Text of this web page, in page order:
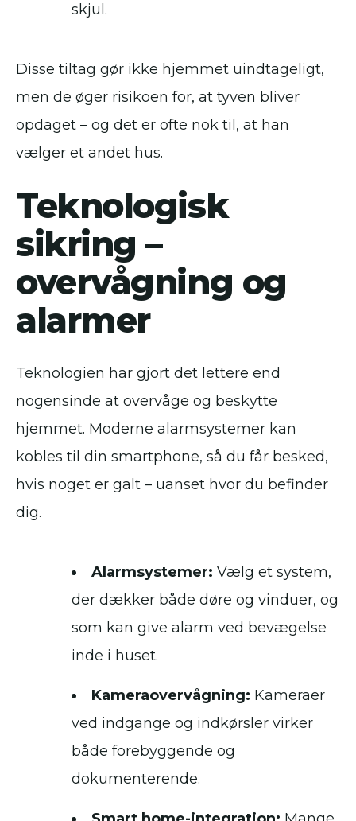
skjul.
Disse tiltag gør ikke hjemmet uindtageligt,
men de øger risikoen for, at tyven bliver
opdaget – og det er ofte nok til, at han
vælger et andet hus.
Teknologisk
sikring –
overvågning og
alarmer
Teknologien har gjort det lettere end
nogensinde at overvåge og beskytte
hjemmet. Moderne alarmsystemer kan
kobles til din smartphone, så du får besked,
hvis noget er galt – uanset hvor du befinder
dig.
Alarmsystemer: Vælg et system,
der dækker både døre og vinduer, og
som kan give alarm ved bevægelse
inde i huset.
Kameraovervågning: Kameraer
ved indgange og indkørsler virker
både forebyggende og
dokumenterende.